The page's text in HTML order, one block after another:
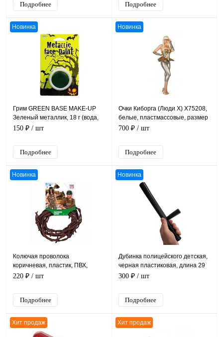
Подробнее Подробнее
Новинка
Грим GREEN BASE MAKE-UP
Зеленый металлик, 18 г (вода,
краситель) на блистере
150 ₽ / шт
Подробнее
Новинка
Очки Киборга (Люди Х) X75208,
белые, пластмассовые, размер
14.5 см
700 ₽ / шт
Подробнее
Новинка
Колючая проволока
коричневая, пластик, ПВХ,
упаковка длина 2 метра
220 ₽ / шт
Подробнее
Новинка
Дубинка полицейского детская,
черная пластиковая, длина 29
см
300 ₽ / шт
Подробнее
Хит продаж Хит продаж